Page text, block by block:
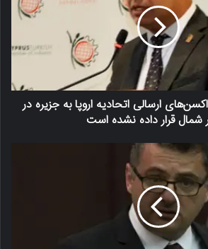
ارسالی اتحادیه اروپا به جزیره در
شمال قرار داده نشده است